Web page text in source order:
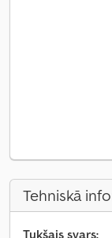
Tehniskā
Tukšais svars: